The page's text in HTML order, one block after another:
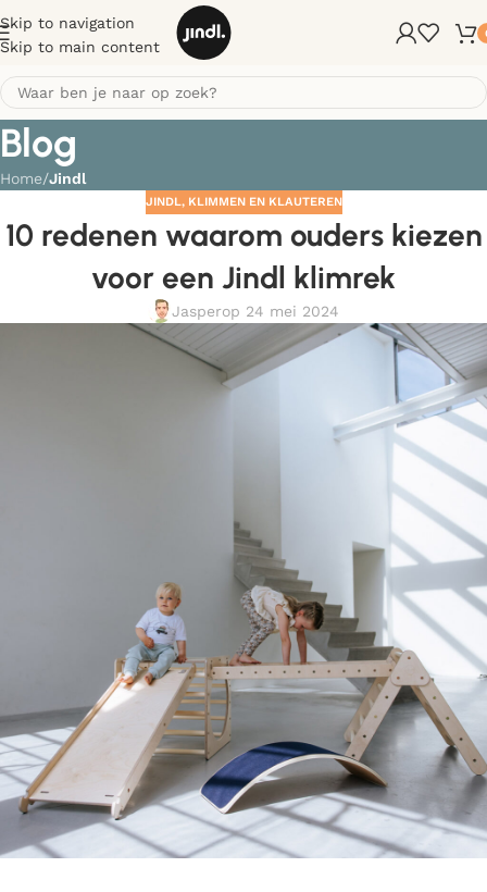
Skip to navigation
Skip to main content
Blog
Home/Jindl
JINDL, KLIMMEN EN KLAUTEREN
10 redenen waarom ouders kiezen
voor een Jindl klimrek
Jasperop 24 mei 2024